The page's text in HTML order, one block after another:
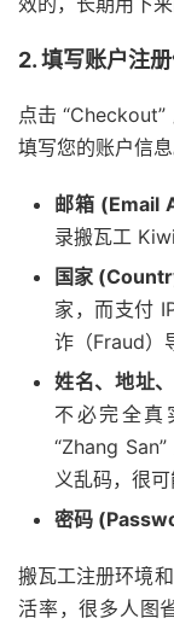
2. 填写账户注
点击
填写您的账户信息
邮箱 (Email
录搬瓦工
国家
家，而支付
诈（Fraud）
姓名、地址
不必完全真
“Zhang
义乱码，很可
密码
搬瓦工注册环境
活率，很多人图